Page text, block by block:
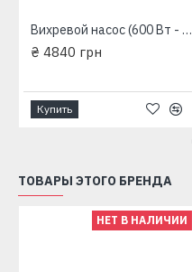
Вихревой насос (600 Вт - 50 л/мин - напор: 60 м - медь) LEO Aquatica APm60 775133
₴ 4840 грн
Купить
ТОВАРЫ ЭТОГО БРЕНДА
НЕТ В НАЛИЧИИ